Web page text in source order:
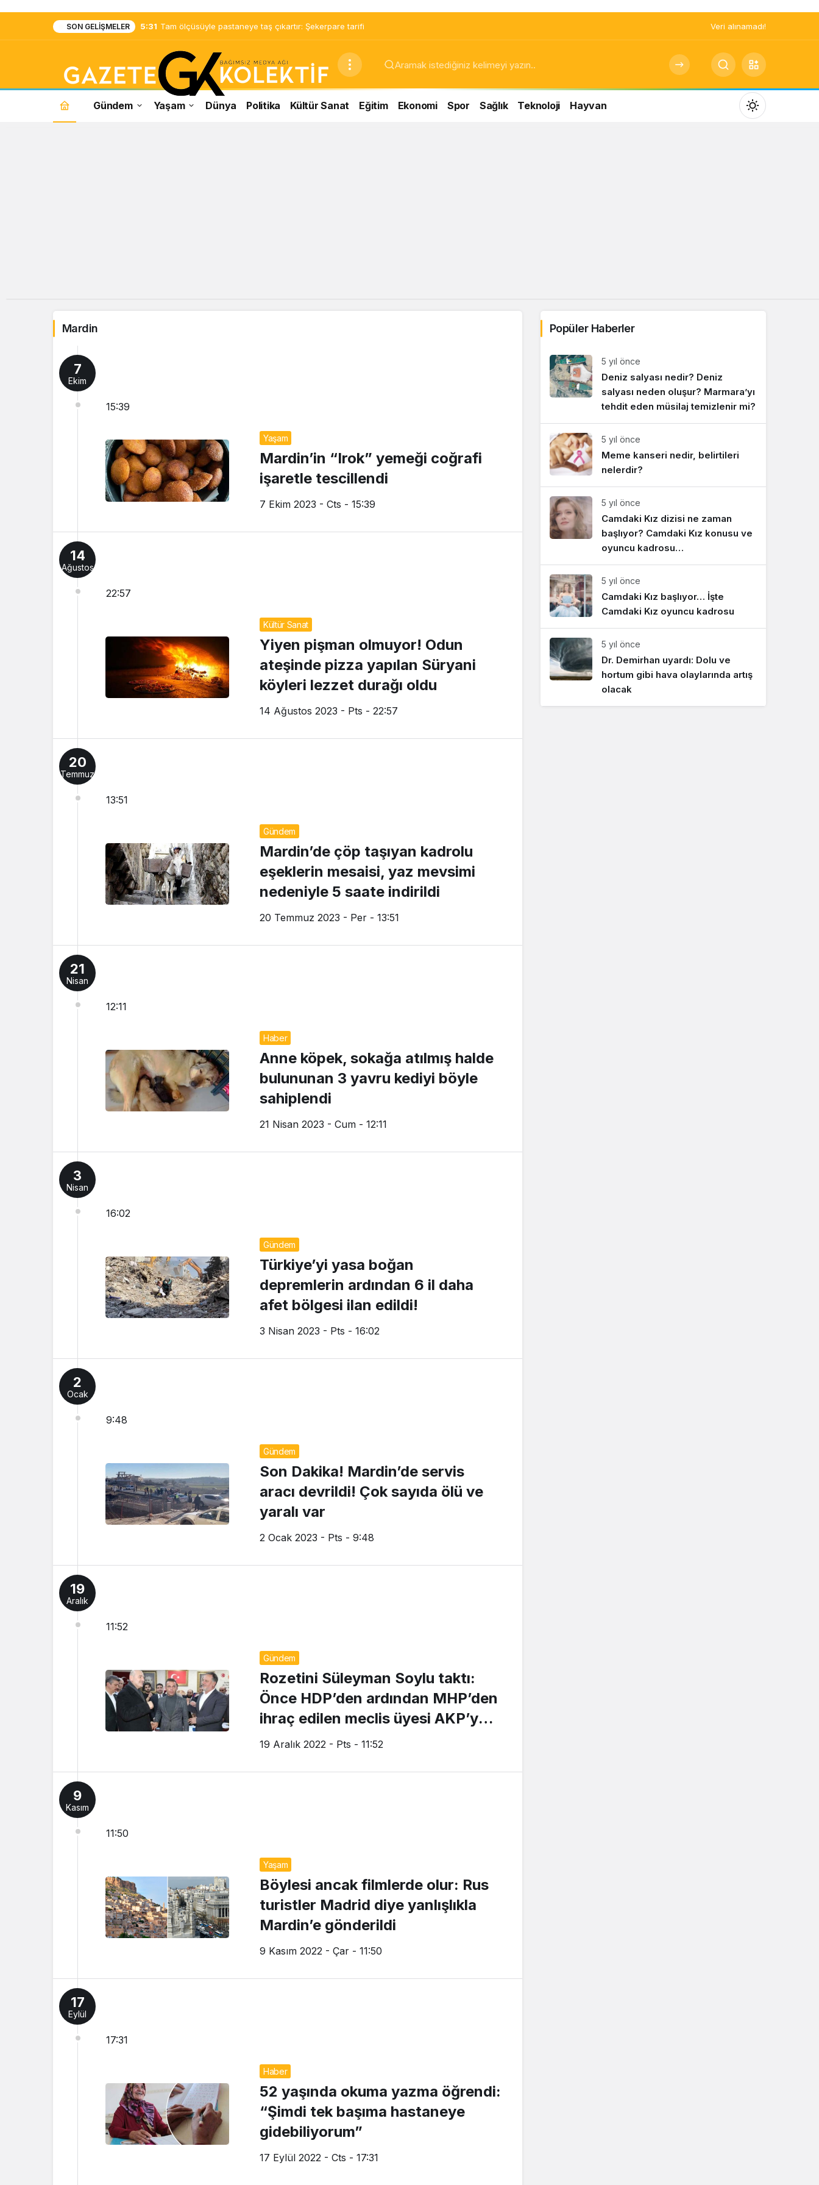
SON GELIŞMELER 5:31 Tam ölçüsüyle pastaneye taş çıkartır: Şekerpare tarifi Veri alınamadı!
Mardin
Gündem Yaşam Dünya Politika Kültür Sanat Eğitim Ekonomi Spor Sağlık Teknoloji Hayvan
Mod
değiştir
Mardin
7
Ekim
15:39
Yaşam
Mardin’in “Irok” yemeği coğrafi
işaretle tescillendi
7 Ekim 2023 - Cts - 15:39
14
Ağustos
22:57
Kültür Sanat
Yiyen pişman olmuyor! Odun
ateşinde pizza yapılan Süryani
köyleri lezzet durağı oldu
14 Ağustos 2023 - Pts - 22:57
20
Temmuz
13:51
Gündem
Mardin’de çöp taşıyan kadrolu
eşeklerin mesaisi, yaz mevsimi
nedeniyle 5 saate indirildi
20 Temmuz 2023 - Per - 13:51
21
Nisan
12:11
Haber
Anne köpek, sokağa atılmış halde
bulununan 3 yavru kediyi böyle
sahiplendi
21 Nisan 2023 - Cum - 12:11
3
Nisan
16:02
Gündem
Türkiye’yi yasa boğan
depremlerin ardından 6 il daha
afet bölgesi ilan edildi!
3 Nisan 2023 - Pts - 16:02
2
Ocak
9:48
Gündem
Son Dakika! Mardin’de servis
aracı devrildi! Çok sayıda ölü ve
yaralı var
2 Ocak 2023 - Pts - 9:48
19
Aralık
11:52
Gündem
Rozetini Süleyman Soylu taktı:
Önce HDP’den ardından MHP’den
ihraç edilen meclis üyesi AKP’ye
katıldı
19 Aralık 2022 - Pts - 11:52
9
Kasım
11:50
Yaşam
Böylesi ancak filmlerde olur: Rus
turistler Madrid diye yanlışlıkla
Mardin’e gönderildi
9 Kasım 2022 - Çar - 11:50
17
Eylül
17:31
Haber
52 yaşında okuma yazma öğrendi:
“Şimdi tek başıma hastaneye
gidebiliyorum”
17 Eylül 2022 - Cts - 17:31
Popüler Haberler
5 yıl önce
Deniz salyası nedir? Deniz
salyası neden oluşur? Marmara’yı
tehdit eden müsilaj temizlenir mi?
5 yıl önce
Meme kanseri nedir, belirtileri
nelerdir?
5 yıl önce
Camdaki Kız dizisi ne zaman
başlıyor? Camdaki Kız konusu ve
oyuncu kadrosu…
5 yıl önce
Camdaki Kız başlıyor… İşte
Camdaki Kız oyuncu kadrosu
5 yıl önce
Dr. Demirhan uyardı: Dolu ve
hortum gibi hava olaylarında artış
olacak